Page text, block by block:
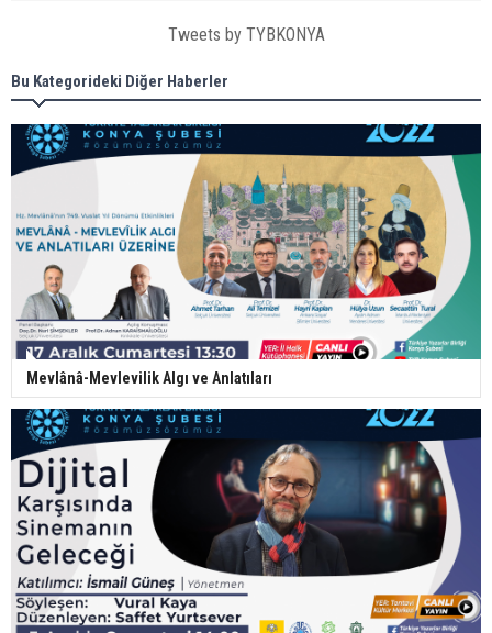
Tweets by TYBKONYA
Bu Kategorideki Diğer Haberler
Mevlânâ-Mevlevilik Algı ve Anlatıları